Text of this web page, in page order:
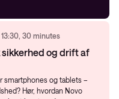
30 minutes
sikkerhed og drift af
smartphones og tablets –
Hør, hvordan Novo